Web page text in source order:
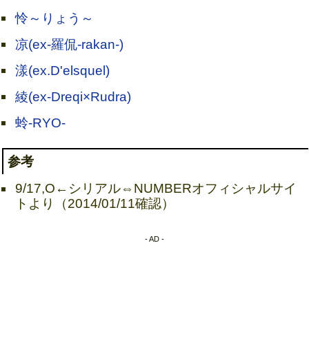
怜～りょう～
凉(ex-羅侃-rakan-)
漾(ex.D'elsquel)
綾(ex-Dreqi×Rudra)
蛉-RYO-
参考
9/17,O←シリアル⇔NUMBERオフィシャルサイ
トより（2014/01/11確認）
- AD -